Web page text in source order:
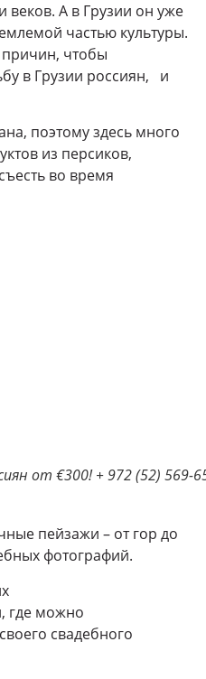
веков. А в Грузии он уже
частью культуры.
причин, чтобы
в Грузии россиян, и
поэтому здесь много
из персиков,
во время
от €300! + 972 (52) 569-
пейзажи – от гор до
фотографий.
где можно
свадебного